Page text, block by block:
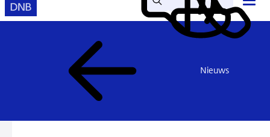
Zoek Lees
voor
Mijn
DNB
Contact
Nieuws